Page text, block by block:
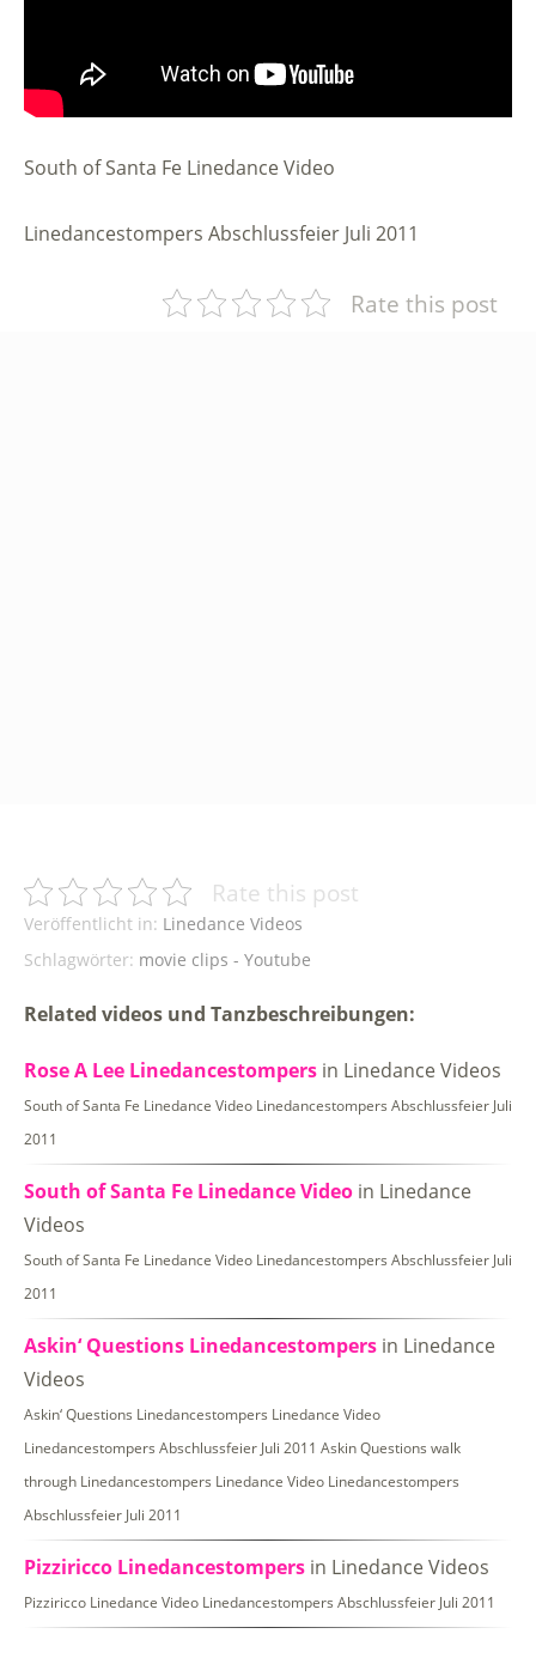
South of Santa Fe Linedance Video
Linedancestompers Abschlussfeier Juli 2011
Rate this post
Rate this post
Veröffentlicht in: Linedance Videos
Schlagwörter: movie clips - Youtube
Related videos und Tanzbeschreibungen:
Rose A Lee Linedancestompers in Linedance Videos
South of Santa Fe Linedance Video Linedancestompers Abschlussfeier Juli
2011
South of Santa Fe Linedance Video in Linedance
Videos
South of Santa Fe Linedance Video Linedancestompers Abschlussfeier Juli
2011
Askin‘ Questions Linedancestompers in Linedance
Videos
Askin‘ Questions Linedancestompers Linedance Video
Linedancestompers Abschlussfeier Juli 2011 Askin Questions walk
through Linedancestompers Linedance Video Linedancestompers
Abschlussfeier Juli 2011
Pizziricco Linedancestompers in Linedance Videos
Pizziricco Linedance Video Linedancestompers Abschlussfeier Juli 2011